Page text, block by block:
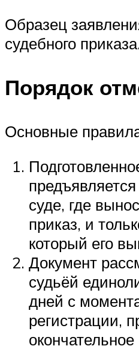
Образец
судебного
Порядок
Основные
суде, где
приказ, и
который его
Документ
судьёй
дней с
регистрации,